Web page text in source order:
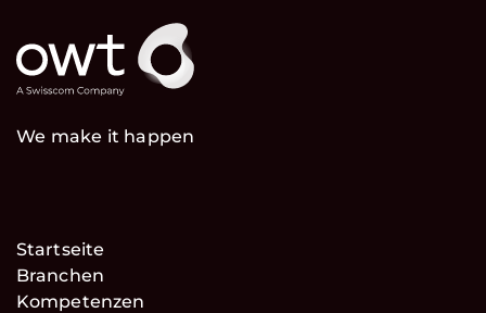
We make it happen
Startseite
Branchen
Kompetenzen